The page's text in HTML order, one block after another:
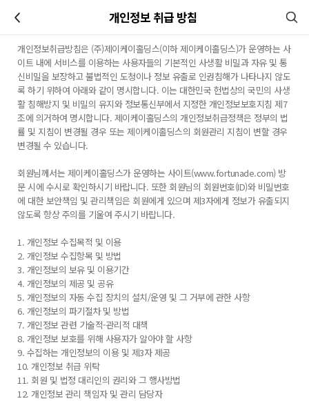
개인정보 취급 방침
개인정보취급방침은 (주)제이케이홀딩스(이하 제이케이홀딩스)가 운영하는 사
이트 내에 서비스를 이용하는 사용자들의 기본적인 사생활 비밀과 자유 및 통
신비밀을 보장하고 불법적인 도청이나 정보 유출로 인권침해가 나타나지 않도
록 하기 위하여 아래와 같이 명시합니다. 이는 대한민국 헌법상의 국민의 사생
활 침해방지 및 비밀의 유지와 정보통신부에서 지정한 개인정보보호지침 제7
조에 의거하여 명시합니다. 제이케이홀딩스의 개인정보취급정책은 정부의 법
률 및 지침이 변경될 경우 또는 제이케이홀딩스의 회원관리 지침이 변할 경우
변경될 수 있습니다.
회원님께서는 제이케이홀딩스가 운영하는 사이트(www.fortunade.com) 방
문 시에 수시로 확인하시기 바랍니다. 또한 회원님의 회원번호(ID)와 비밀번호
에 대한 보안책임 및 관리책임은 회원에게 있으며 제3자에게 정보가 유출되지
않도록 항상 주의를 기울여 주시기 바랍니다.
1. 개인정보 수집목적 및 이용
2. 개인정보 수집항목 및 방법
3. 개인정보의 보유 및 이용기간
4. 개인정보의 제공 및 공유
5. 개인정보의 자동 수집 장치의 설치/운영 및 그 거부에 관한 사항
6. 개인정보의 파기절차 및 방법
7. 개인정보 관련 기술적-관리적 대책
8. 개인정보 보호를 위해 사용자가 알아야 할 사항
9. 수집하는 개인정보의 이용 및 제3자 제공
10. 개인정보 취급 위탁
11. 회원 및 법정 대리인의 권리와 그 행사방법
12. 개인정보 관리 책임자 및 관리 담당자